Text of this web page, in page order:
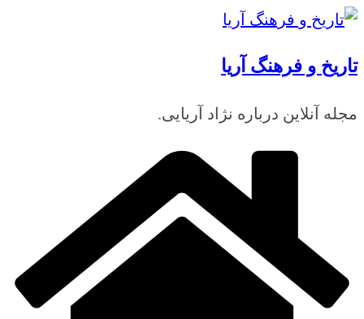
رفتن
محتوا
تاریخ و فرهنگ آریا
مجله آنلاین درباره نژاد آریایی.